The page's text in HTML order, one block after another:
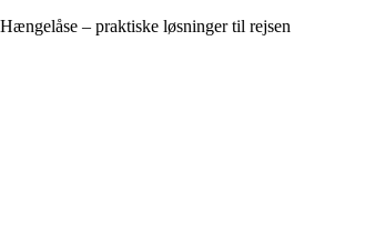
Hængelåse – praktiske løsninger til rejsen